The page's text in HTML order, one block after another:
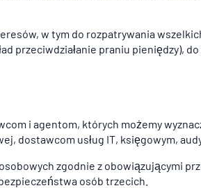
w tym do rozpatrywania
przeciwdziałanie praniu pieniędzy),
i agentom, których możemy
dostawcom usług IT, księgowym,
zgodnie z obowiązującymi
osób trzecich.